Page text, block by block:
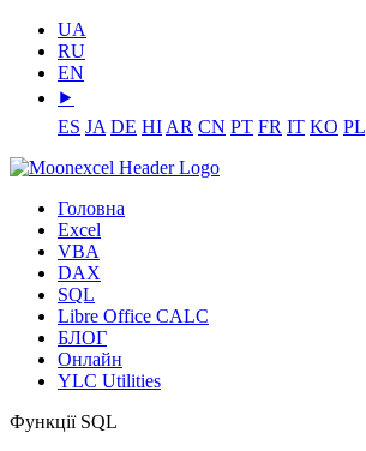
UA
RU
EN
⯈
ES JA DE HI AR CN PT FR IT KO PL
Головна
Excel
VBA
DAX
SQL
Libre Office CALC
БЛОГ
Онлайн
YLC Utilities
Функції SQL